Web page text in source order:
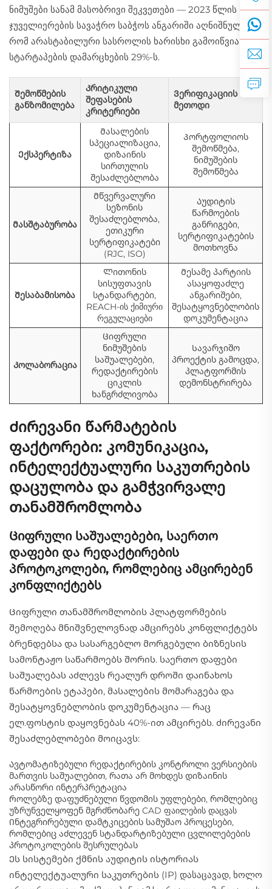
ნიმუშები სანამ მასობრივი შეკვეთები — 2023 წლის
ჯუველიერების სავაჭრო საბჭოს ანგარიში აღნიშნულია,
რომ არასტაბილური სასროლის ხარისხი გამოიწვია
სტარტაპების დამარცხების 29%-ს.
Შემოწმების
განზომილება
Კრიტიკული
შეფასების
კრიტერიები
Ვერიფიკაციის
მეთოდი
Ექსპერტიზა
Მასალების
სპეციალიზაცია,
დიზაინის
სირთულის
შესაძლებლობა
Პორტფოლიოს
შემოწმება,
ნიმუშების
შემოწმება
Მასშტაბურობა
Მწვერვალური
სეზონის
შესაძლებლობა,
ეთიკური
სერტიფიკატები
(RJC, ISO)
Აუდიტის
წარმოების
განრიგები,
სერტიფიკატების
მოთხოვნა
Შესაბამისობა
Ლითონის
სისუფთავის
სტანდარტები,
REACH-ის ქიმიური
რეგულაციები
Მესამე პარტიის
ასაყოფაძლე
ანგარიშები,
შესატყოვნებლობის
დოკუმენტაცია
Კოლაბორაცია
Ციფრული
ნიმუშების
საშუალებები,
რედაქტირების
ციკლის
ხანგრძლივობა
Სავარჯიშო
პროექტის გამოცდა,
პლატფორმის
დემონსტრირება
Ძირევანი წარმატების
ფაქტორები: კომუნიკაცია,
ინტელექტუალური საკუთრების
დაცულობა და გამჭვირვალე
თანამშრომლობა
Ციფრული საშუალებები, საერთო
დაფები და რედაქტირების
პროტოკოლები, რომლებიც ამცირებენ
კონფლიქტებს
Ციფრული თანამშრომლობის პლატფორმების
შემოღება მნიშვნელოვნად ამცირებს კონფლიქტებს
ბრენდებსა და სასარგებლო მორგებული ბიზნესის
სამონტაჟო საწარმოებს შორის. საერთო დაფები
საშუალებას აძლევს რეალურ დროში დაინახოს
წარმოების ეტაპები, მასალების მომარაგება და
შესატყოვნებლობის დოკუმენტაცია — რაც
ელ.ფოსტის დაყოვნებას 40%-ით ამცირებს. ძირევანი
შესაძლებლობები მოიცავს:
Ავტომატიზებული რედაქტირების კონტროლი ვერსიების
მართვის საშუალებით, რათა არ მოხდეს დიზაინის
არასწორი ინტერპრეტაცია
Როლებზე დაფუძნებული წვდომის უფლებები, რომლებიც
უზრუნველყოფენ მგრძნობარე CAD ფაილების დაცვას
Ინტეგრირებული დამტკიცების სამუშაო პროცესები,
რომლებიც აძლევენ სტანდარტიზებული ცვლილებების
პროტოკოლების შესრულებას
Ეს სისტემები ქმნის აუდიტის ისტორიას
ინტელექტუალური საკუთრების (IP) დასაცავად, ხოლო